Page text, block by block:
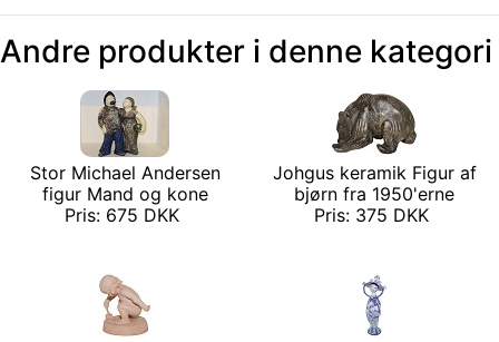
Andre produkter i denne kategori
Stor Michael Andersen
figur Mand og kone
Pris: 675 DKK
Johgus keramik Figur af
bjørn fra 1950'erne
Pris: 375 DKK